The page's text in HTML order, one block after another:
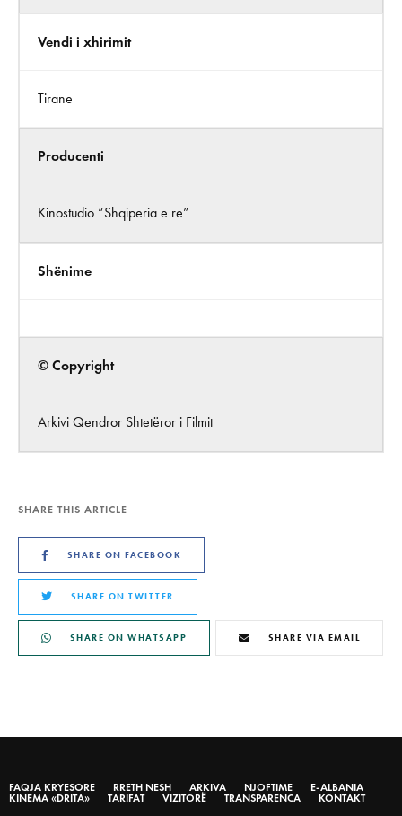
Vendi i xhirimit
Tirane
Producenti
Kinostudio “Shqiperia e re”
Shënime
© Copyright
Arkivi Qendror Shtetëror i Filmit
SHARE THIS ARTICLE
SHARE ON FACEBOOK
SHARE ON TWITTER
SHARE ON WHATSAPP SHARE VIA EMAIL
FAQJA KRYESORE RRETH NESH ARKIVA NJOFTIME
E-ALBANIA
KINEMA «DRITA»
TARIFAT VIZITORË TRANSPARENCA KONTAKT